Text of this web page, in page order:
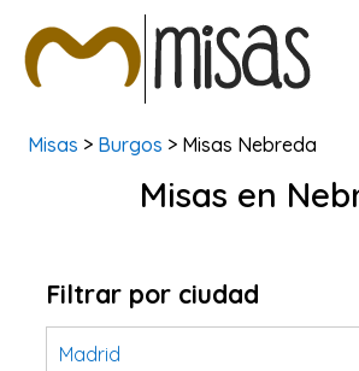
BUSCAR MISAS
Misas > Burgos > Misas Nebreda
Misas en
Filtrar por ciudad
Madrid